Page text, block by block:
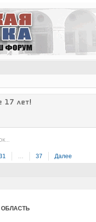
17 лет!
… 37 Далее
ОБЛАСТЬ